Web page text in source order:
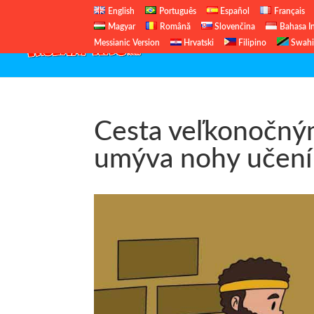
English Português Español
Français
Magyar
Română Slovenčina
Bahasa
Messianic Version
Hrvatski Filipino
Cesta
umýva nohy